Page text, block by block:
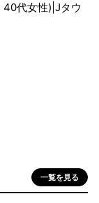
40代女性)|Jタウ
一覧を見る